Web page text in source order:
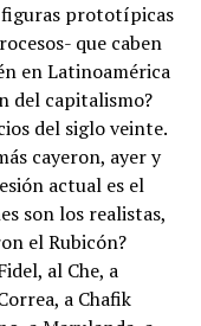
figuras prototípicas
que caben
en Latinoamérica
del capitalismo?
del siglo veinte.
cayeron, ayer y
actual es el
son los realistas,
el Rubicón?
al Che, a
a Chafik